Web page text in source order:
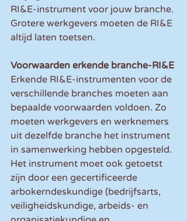
RI&E-instrument voor jouw branche.
Grotere werkgevers moeten de RI&E
altijd laten toetsen.
Voorwaarden erkende branche-RI&E
Erkende RI&E-instrumenten voor de
verschillende branches moeten aan
bepaalde voorwaarden voldoen. Zo
moeten werkgevers en werknemers
uit dezelfde branche het instrument
in samenwerking hebben opgesteld.
Het instrument moet ook getoetst
zijn door een gecertificeerde
arbokerndeskundige (bedrijfsarts,
veiligheidskundige, arbeids- en